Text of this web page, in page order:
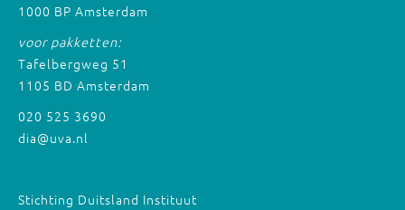
1000 BP Amsterdam
voor pakketten:
Tafelbergweg 51
1105 BD Amsterdam
020 525 3690
dia@uva.nl
Stichting Duitsland Instituut